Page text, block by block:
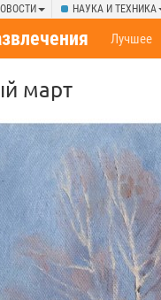
НАУКА И ТЕХНИКА
Лучшее
март